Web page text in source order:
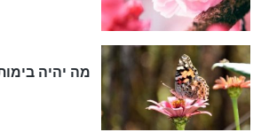
שקריאה זו תהיה פומבית ותופיע ברשימת